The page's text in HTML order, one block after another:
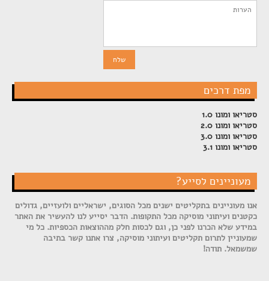
מפת דרכים
סטריאו ומונו 1.0
סטריאו ומונו 2.0
סטריאו ומונו 3.0
סטריאו ומונו 3.1
מעוניינים לסייע?
אנו מעוניינים בתקליטים ישנים מכל הסוגים, ישראליים ולועזיים, גדולים
כקטנים ועיתוני מוסיקה מכל התקופות. הדבר יסייע לנו להעשיר את האתר
במידע שלא הכרנו לפני כן, וגם לכסות חלק מההוצאות הכספיות. כל מי
שמעוניין לתרום תקליטים ועיתוני מוסיקה, צרו אתנו קשר בתיבה
שמשמאל. תודה!